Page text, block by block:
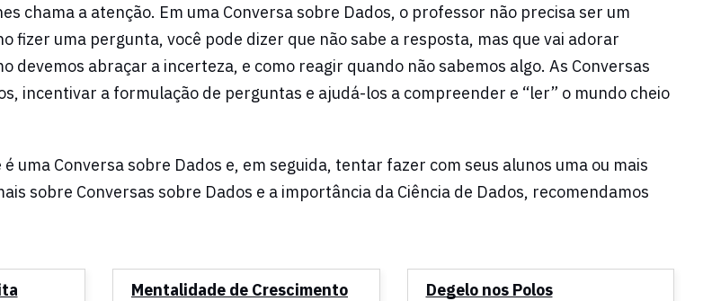
chama a atenção. Em uma Conversa sobre Dados, o professor não precisa ser um
fizer uma pergunta, você pode dizer que não sabe a resposta, mas que vai adorar
abraçar a incerteza, e como reagir quando não sabemos algo. As Conversas
incentivar a formulação de perguntas e ajudá-los a compreender e “ler” o mundo cheio
uma Conversa sobre Dados e, em seguida, tentar fazer com seus alunos uma ou mais
sobre Conversas sobre Dados e a importância da Ciência de Dados, recomendamos
Mentalidade de Crescimento Degelo nos Polos